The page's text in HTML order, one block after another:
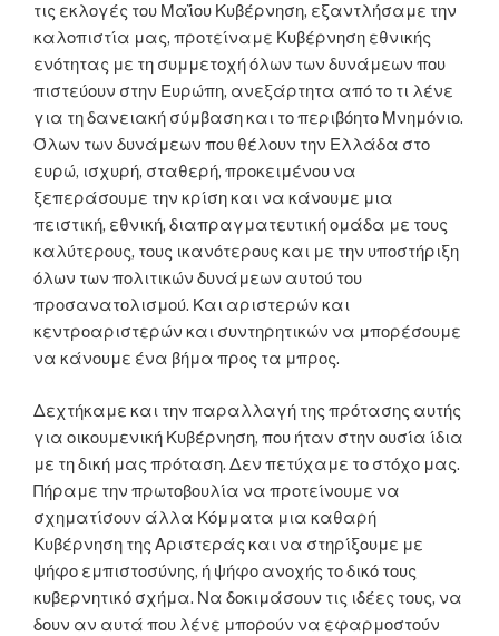
τις εκλογές του Μαΐου Κυβέρνηση, εξαντλήσαμε την
καλοπιστία μας, προτείναμε Κυβέρνηση εθνικής
ενότητας με τη συμμετοχή όλων των δυνάμεων που
πιστεύουν στην Ευρώπη, ανεξάρτητα από το τι λένε
για τη δανειακή σύμβαση και το περιβόητο Μνημόνιο.
Όλων των δυνάμεων που θέλουν την Ελλάδα στο
ευρώ, ισχυρή, σταθερή, προκειμένου να
ξεπεράσουμε την κρίση και να κάνουμε μια
πειστική, εθνική, διαπραγματευτική ομάδα με τους
καλύτερους, τους ικανότερους και με την υποστήριξη
όλων των πολιτικών δυνάμεων αυτού του
προσανατολισμού. Και αριστερών και
κεντροαριστερών και συντηρητικών να μπορέσουμε
να κάνουμε ένα βήμα προς τα μπρος.
Δεχτήκαμε και την παραλλαγή της πρότασης αυτής
για οικουμενική Κυβέρνηση, που ήταν στην ουσία ίδια
με τη δική μας πρόταση. Δεν πετύχαμε το στόχο μας.
Πήραμε την πρωτοβουλία να προτείνουμε να
σχηματίσουν άλλα Κόμματα μια καθαρή
Κυβέρνηση της Αριστεράς και να στηρίξουμε με
ψήφο εμπιστοσύνης, ή ψήφο ανοχής το δικό τους
κυβερνητικό σχήμα. Να δοκιμάσουν τις ιδέες τους, να
δουν αν αυτά που λένε μπορούν να εφαρμοστούν